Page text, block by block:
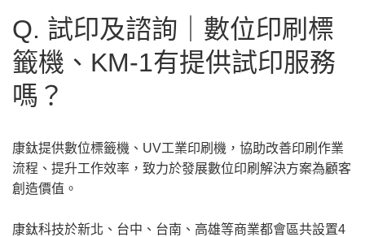
Q. 試印及諮詢｜數位印刷標
籤機、KM-1有提供試印服務
嗎？
康鈦提供數位標籤機、UV工業印刷機，協助改善印刷作業
流程、提升工作效率，致力於發展數位印刷解決方案為顧客
創造價值。
康鈦科技於新北、台中、台南、高雄等商業都會區共設置4